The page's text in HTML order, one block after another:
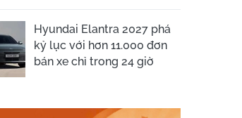
Hyundai Elantra 2027 phá
kỷ lục với hơn 11.000 đơn
bán xe chỉ trong 24 giờ